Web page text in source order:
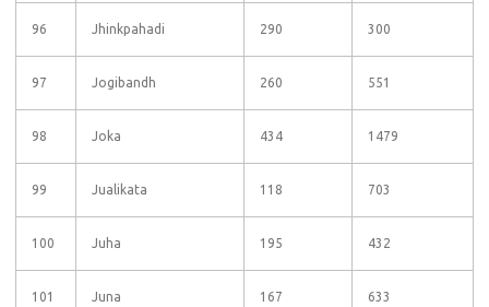
96 Jhinkpahadi 290 300
97 Jogibandh 260 551
98 Joka 434 1479
99 Jualikata 118 703
100 Juha 195 432
101 Juna 167 633